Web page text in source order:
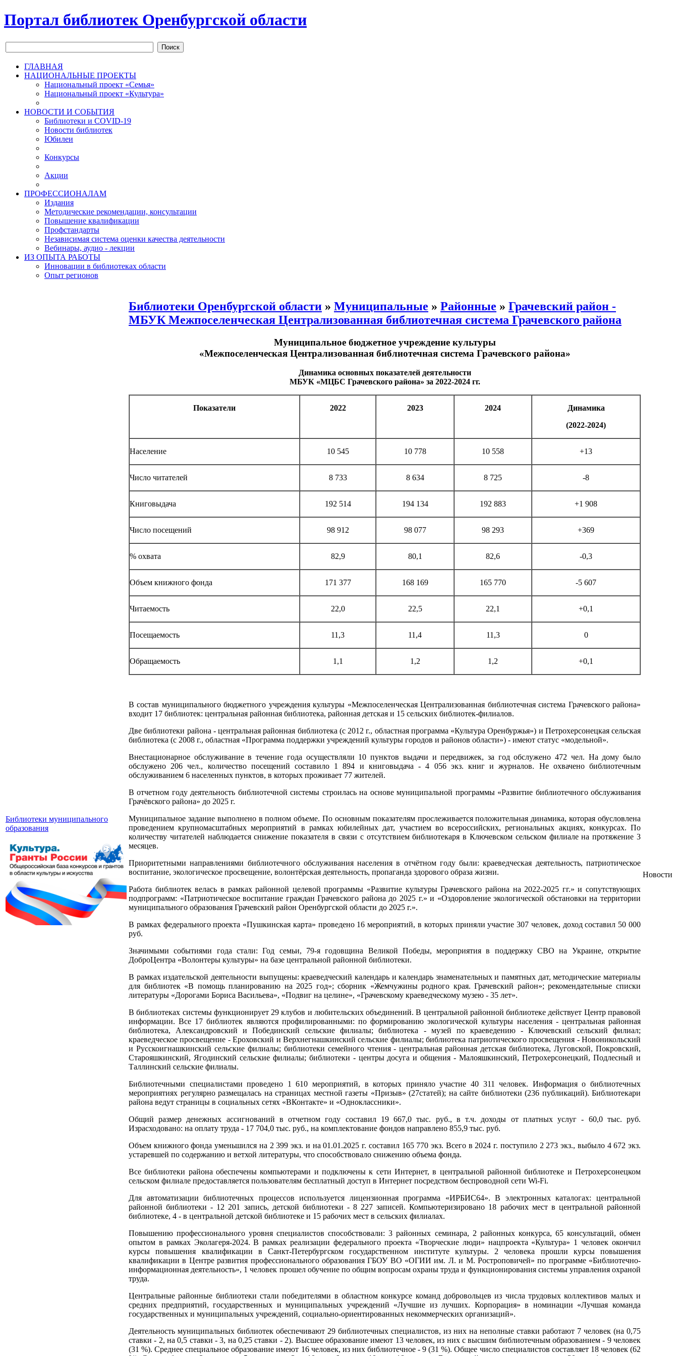
Портал библиотек Оренбургской области
Поиск
ГЛАВНАЯ
НАЦИОНАЛЬНЫЕ ПРОЕКТЫ
Национальный проект «Семья»
Национальный проект «Культура»
НОВОСТИ И СОБЫТИЯ
Библиотеки и COVID-19
Новости библиотек
Юбилеи
Конкурсы
Акции
ПРОФЕССИОНАЛАМ
Издания
Методические рекомендации, консультации
Повышение квалификации
Профстандарты
Независимая система оценки качества деятельности
Вебинары, аудио - лекции
ИЗ ОПЫТА РАБОТЫ
Инновации в библиотеках области
Опыт регионов
Библиотеки муниципального
образования
Библиотеки Оренбургской области » Муниципальные » Районные » Грачевский район -
МБУК Межпоселенческая Централизованная библиотечная система Грачевского района
Муниципальное бюджетное учреждение культуры
«Межпоселенческая Централизованная библиотечная система Грачевского района»
Динамика основных показателей деятельности
МБУК «МЦБС Грачевского района» за 2022-2024 гг.
Показатели 2022 2023 2024
Динамика
(2022-2024)
Население 10 545 10 778 10 558 +13
Число читателей 8 733 8 634 8 725 -8
Книговыдача 192 514 194 134 192 883 +1 908
Число посещений 98 912 98 077 98 293 +369
% охвата 82,9 80,1 82,6 -0,3
Объем книжного фонда 171 377 168 169 165 770 -5 607
Читаемость 22,0 22,5 22,1 +0,1
Посещаемость 11,3 11,4 11,3 0
Обращаемость 1,1 1,2 1,2 +0,1
В состав муниципального бюджетного учреждения культуры «Межпоселенческая Централизованная библиотечная система Грачевского района»
входит 17 библиотек: центральная районная библиотека, районная детская и 15 сельских библиотек-филиалов.
Две библиотеки района - центральная районная библиотека (с 2012 г., областная программа «Культура Оренбуржья») и Петрохерсонецкая сельская
библиотека (с 2008 г., областная «Программа поддержки учреждений культуры городов и районов области») - имеют статус «модельной».
Внестационарное обслуживание в течение года осуществляли 10 пунктов выдачи и передвижек, за год обслужено 472 чел. На дому было
обслужено 206 чел., количество посещений составило 1 894 и книговыдача - 4 056 экз. книг и журналов. Не охвачено библиотечным
обслуживанием 6 населенных пунктов, в которых проживает 77 жителей.
В отчетном году деятельность библиотечной системы строилась на основе муниципальной программы «Развитие библиотечного обслуживания
Грачёвского района» до 2025 г.
Муниципальное задание выполнено в полном объеме. По основным показателям прослеживается положительная динамика, которая обусловлена
проведением крупномасштабных мероприятий в рамках юбилейных дат, участием во всероссийских, региональных акциях, конкурсах. По
количеству читателей наблюдается снижение показателя в связи с отсутствием библиотекаря в Ключевском сельском филиале на протяжение 3
месяцев.
Приоритетными направлениями библиотечного обслуживания населения в отчётном году были: краеведческая деятельность, патриотическое
воспитание, экологическое просвещение, волонтёрская деятельность, пропаганда здорового образа жизни.
Работа библиотек велась в рамках районной целевой программы «Развитие культуры Грачевского района на 2022-2025 гг.» и сопутствующих
подпрограмм: «Патриотическое воспитание граждан Грачевского района до 2025 г.» и «Оздоровление экологической обстановки на территории
муниципального образования Грачевский район Оренбургской области до 2025 г.».
В рамках федерального проекта «Пушкинская карта» проведено 16 мероприятий, в которых приняли участие 307 человек, доход составил 50 000
руб.
Значимыми событиями года стали: Год семьи, 79-я годовщина Великой Победы, мероприятия в поддержку СВО на Украине, открытие
ДоброЦентра «Волонтеры культуры» на базе центральной районной библиотеки.
В рамках издательской деятельности выпущены: краеведческий календарь и календарь знаменательных и памятных дат, методические материалы
для библиотек «В помощь планированию на 2025 год»; сборник «Жемчужины родного края. Грачевский район»; рекомендательные списки
литературы «Дорогами Бориса Васильева», «Подвиг на целине», «Грачевскому краеведческому музею - 35 лет».
В библиотеках системы функционирует 29 клубов и любительских объединений. В центральной районной библиотеке действует Центр правовой
информации. Все 17 библиотек являются профилированными: по формированию экологической культуры населения - центральная районная
библиотека, Александровский и Побединский сельские филиалы; библиотека - музей по краеведению - Ключевский сельский филиал;
краеведческое просвещение - Ероховский и Верхнегнашкинский сельские филиалы; библиотека патриотического просвещения - Новоникольский
и Русскоигнашкинский сельские филиалы; библиотеки семейного чтения - центральная районная детская библиотека, Луговской, Покровский,
Старояшкинский, Ягодинский сельские филиалы; библиотеки - центры досуга и общения - Малояшкинский, Петрохерсонецкий, Подлесный и
Таллинский сельские филиалы.
Библиотечными специалистами проведено 1 610 мероприятий, в которых приняло участие 40 311 человек. Информация о библиотечных
мероприятиях регулярно размещалась на страницах местной газеты «Призыв» (27статей); на сайте библиотеки (236 публикаций). Библиотекари
района ведут страницы в социальных сетях «ВКонтакте» и «Одноклассники».
Общий размер денежных ассигнований в отчетном году составил 19 667,0 тыс. руб., в т.ч. доходы от платных услуг - 60,0 тыс. руб.
Израсходовано: на оплату труда - 17 704,0 тыс. руб., на комплектование фондов направлено 855,9 тыс. руб.
Объем книжного фонда уменьшился на 2 399 экз. и на 01.01.2025 г. составил 165 770 экз. Всего в 2024 г. поступило 2 273 экз., выбыло 4 672 экз.
устаревшей по содержанию и ветхой литературы, что способствовало снижению объема фонда.
Все библиотеки района обеспечены компьютерами и подключены к сети Интернет, в центральной районной библиотеке и Петрохерсонецком
сельском филиале предоставляется пользователям бесплатный доступ в Интернет посредством беспроводной сети Wi-Fi.
Для автоматизации библиотечных процессов используется лицензионная программа «ИРБИС64». В электронных каталогах: центральной
районной библиотеки - 12 201 запись, детской библиотеки - 8 227 записей. Компьютеризировано 18 рабочих мест в центральной районной
библиотеке, 4 - в центральной детской библиотеке и 15 рабочих мест в сельских филиалах.
Повышению профессионального уровня специалистов способствовали: 3 районных семинара, 2 районных конкурса, 65 консультаций, обмен
опытом в рамках Эколагеря-2024. В рамках реализации федерального проекта «Творческие люди» нацпроекта «Культура» 1 человек окончил
курсы повышения квалификации в Санкт-Петербургском государственном институте культуры. 2 человека прошли курсы повышения
квалификации в Центре развития профессионального образования ГБОУ ВО «ОГИИ им. Л. и М. Ростроповичей» по программе «Библиотечно-
информационная деятельность», 1 человек прошел обучение по общим вопросам охраны труда и функционирования системы управления охраной
труда.
Центральные районные библиотеки стали победителями в областном конкурсе команд добровольцев из числа трудовых коллективов малых и
средних предприятий, государственных и муниципальных учреждений «Лучшие из лучших. Корпорация» в номинации «Лучшая команда
государственных и муниципальных учреждений, социально-ориентированных некоммерческих организаций».
Деятельность муниципальных библиотек обеспечивают 29 библиотечных специалистов, из них на неполные ставки работают 7 человек (на 0,75
ставки - 2, на 0,5 ставки - 3, на 0,25 ставки - 2). Высшее образование имеют 13 человек, из них с высшим библиотечным образованием - 9 человек
(31 %). Среднее специальное образование имеют 16 человек, из них библиотечное - 9 (31 %). Общее число специалистов составляет 18 человек (62
Новости